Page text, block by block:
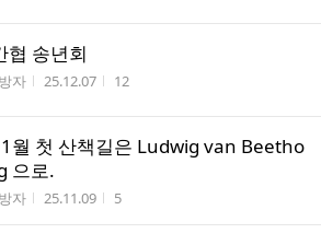
협 송년회
자
자 작성시간
25.12.07 조회수
12
월 첫 산책길은 Ludwig van Beetho
으로.
자
자 작성시간
25.11.09 조회수
5